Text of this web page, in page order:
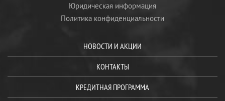
Юридическая информация
Политика конфиденциальности
НОВОСТИ И АКЦИИ
КОНТАКТЫ
КРЕДИТНАЯ ПРОГРАММА